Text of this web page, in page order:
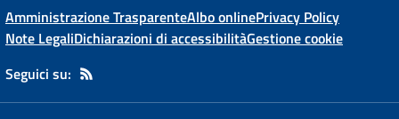
Amministrazione TrasparenteAlbo onlinePrivacy Policy
Note LegaliDichiarazioni di accessibilitàGestione cookie
Seguici su: